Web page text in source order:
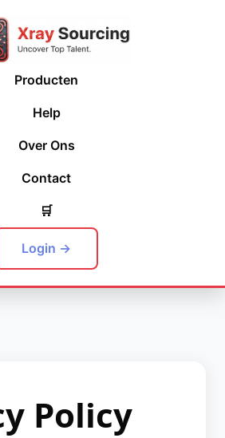
Producten
Help
Over Ons
Contact
🛒
Login →
Policy